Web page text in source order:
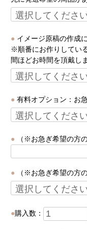
イメージ原稿の作成
※順番にお作りしてい
間ほどお時間を頂戴し
有料オプション：お
（※お急ぎ希望の方
（※お急ぎ希望の方
購入数：